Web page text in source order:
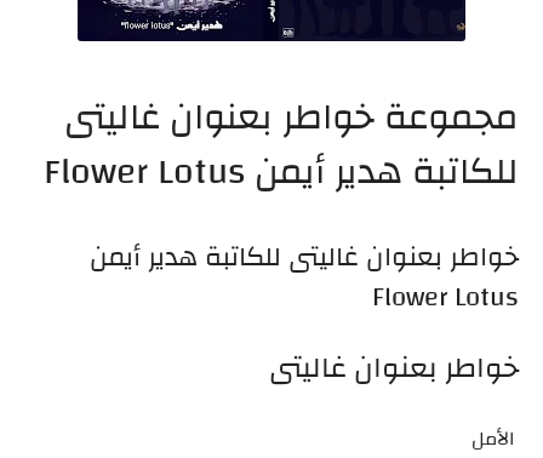
مجموعة خواطر بعنوان غاليتى
للكاتبة هدير أيمن Flower Lotus
خواطر بعنوان غاليتى للكاتبة هدير أيمن
Flower Lotus
خواطر بعنوان غاليتى
الأمل